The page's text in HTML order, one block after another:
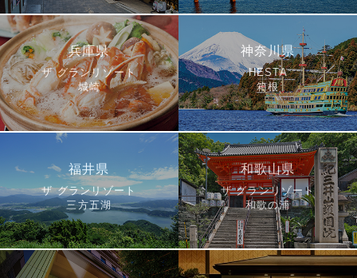
兵庫県
ザ グランリゾート
城崎
神奈川県
HESTA
箱根
福井県
ザ グランリゾート
三方五湖
和歌山県
ザ グランリゾート
和歌の浦